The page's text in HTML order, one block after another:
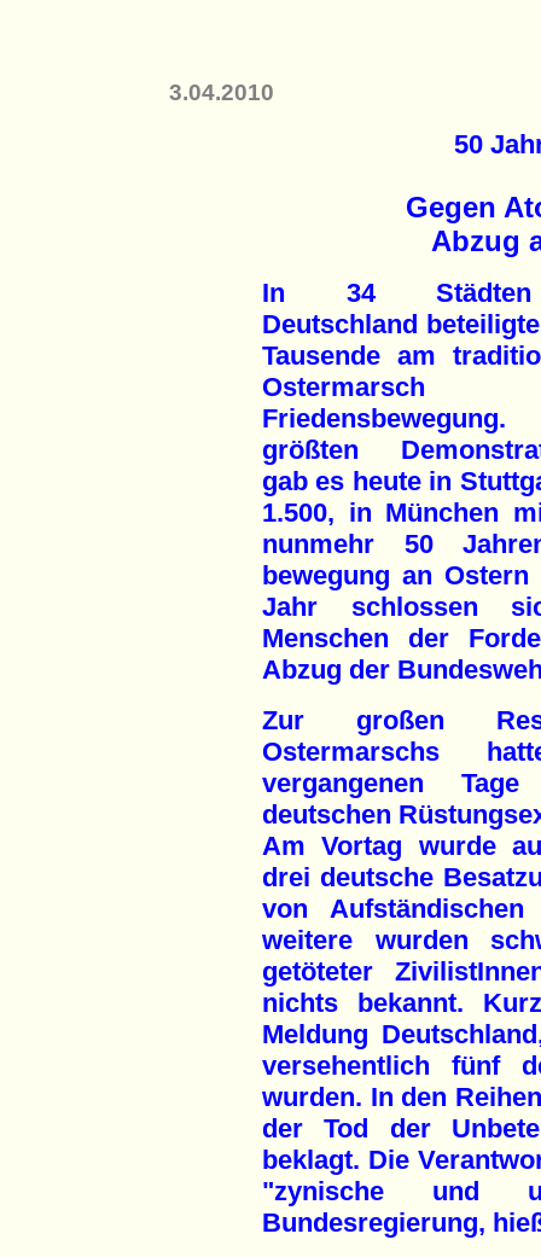
3.04.2010
50
Gegen
Abzug
In 34
Deutschland
Tausende am
größten
gab es heute in
1.500, in München
nunmehr 50
bewegung an
Jahr schlossen
Menschen der
Abzug der
Zur großen
Ostermarschs
vergangenen
deutschen
Am Vortag wurde
drei deutsche
von
weitere wurden
getöteter
nichts bekannt.
Meldung
versehentlich fünf
wurden. In den
der Tod der
beklagt. Die
"zynische und
Bundesregierung,